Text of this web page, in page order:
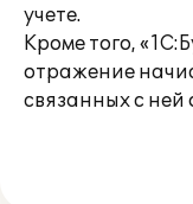
учете.
Кроме того,
отражение
связанных с ней